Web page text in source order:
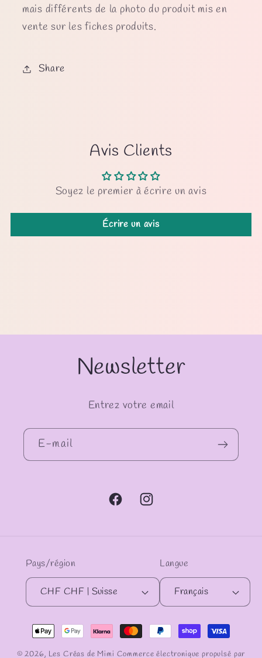
mais différents de la photo du produit mis en
vente sur les fiches produits.
Share
Avis Clients
Soyez le premier à écrire un avis
Écrire un avis
Newsletter
Entrez votre email
E-mail
FacebookInstagram
Pays/région
CHF CHF | Suisse
Langue
Français
Moyens
de
© 2026, Les Créas de Mimi Commerce électronique propulsé par